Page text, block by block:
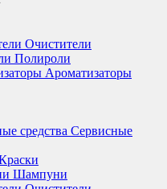
Очистители
Полироли
Ароматизаторы
Сервисные
Шампуни